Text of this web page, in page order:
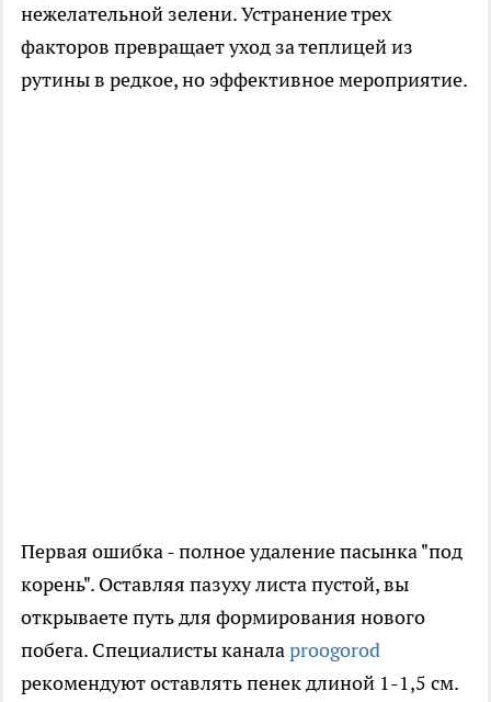
нежелательной зелени. Устранение трех
факторов превращает уход за теплицей из
рутины в редкое, но эффективное мероприятие.
Первая ошибка - полное удаление пасынка "под
корень". Оставляя пазуху листа пустой, вы
открываете путь для формирования нового
побега. Специалисты каналаproogorod
рекомендуют оставлять пенек длиной 1-1,5 см.